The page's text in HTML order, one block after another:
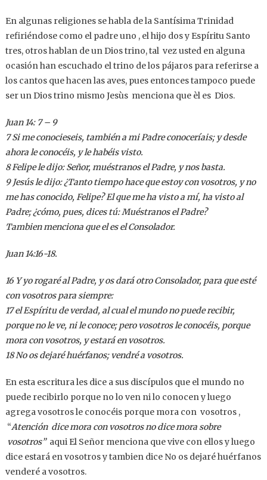
En algunas religiones se habla de la Santísima Trinidad
refiriéndose como el padre uno , el hijo dos y Espíritu Santo
tres, otros hablan de un Dios trino, tal vez usted en alguna
ocasión han escuchado el trino de los pájaros para referirse a
los cantos que hacen las aves, pues entonces tampoco puede
ser un Dios trino mismo Jesùs menciona que èl es Dios.
Juan 14: 7 – 9
7 Si me conocieseis, también a mi Padre conoceríais; y desde
ahora le conocéis, y le habéis visto.
8 Felipe le dijo: Señor, muéstranos el Padre, y nos basta.
9 Jesús le dijo: ¿Tanto tiempo hace que estoy con vosotros, y no
me has conocido, Felipe? El que me ha visto a mí, ha visto al
Padre; ¿cómo, pues, dices tú: Muéstranos el Padre?
Tambien menciona que el es el Consolador.
Juan 14:16-18.
16 Y yo rogaré al Padre, y os dará otro Consolador, para que esté
con vosotros para siempre:
17 el Espíritu de verdad, al cual el mundo no puede recibir,
porque no le ve, ni le conoce; pero vosotros le conocéis, porque
mora con vosotros, y estará en vosotros.
18 No os dejaré huérfanos; vendré a vosotros.
En esta escritura les dice a sus discípulos que el mundo no
puede recibirlo porque no lo ven ni lo conocen y luego
agrega vosotros le conocéis porque mora con vosotros ,
“Atención dice mora con vosotros no dice mora sobre
vosotros” aqui El Señor menciona que vive con ellos y luego
dice estará en vosotros y tambien dice No os dejaré huérfanos
venderé a vosotros.